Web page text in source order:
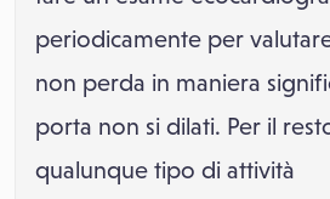
periodicamente per
non perda in maniera
porta non si dilati. Per il
qualunque tipo di attività